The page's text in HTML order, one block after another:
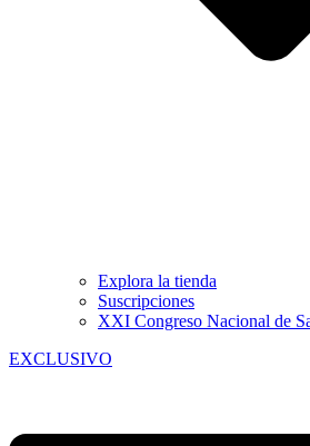
Explora la tienda
Suscripciones
XXI Congreso Nacional de
EXCLUSIVO